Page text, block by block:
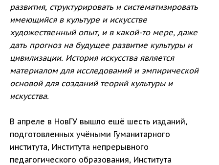
развития, структурировать и систематизировать
имеющийся в культуре и искусстве
художественный опыт, и в какой-то мере, даже
дать прогноз на будущее развитие культуры и
цивилизации. История искусства является
материалом для исследований и эмпирической
основой для созданий теорий культуры и
искусства.
В апреле в НовГУ вышло ещё шесть изданий,
подготовленных учёными Гуманитарного
института, Института непрерывного
педагогического образования, Института